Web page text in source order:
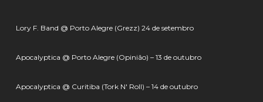
Lory F. Band @ Porto Alegre (Grezz) 24 de setembro
Apocalyptica @ Porto Alegre (Opinião) – 13 de outubro
Apocalyptica @ Curitiba (Tork N' Roll) – 14 de outubro